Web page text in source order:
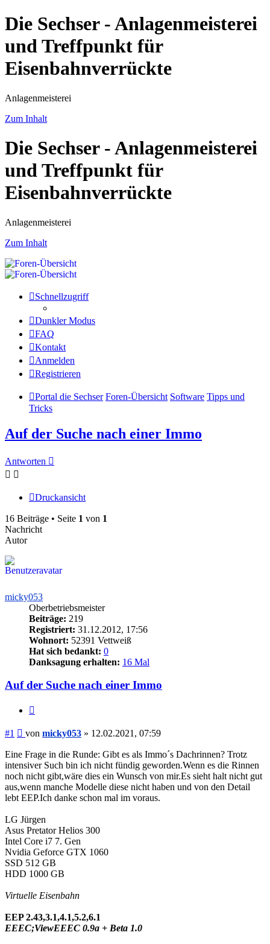
Die Sechser - Anlagenmeisterei
und Treffpunkt für
Eisenbahnverrückte
Anlagenmeisterei
Zum Inhalt
Die Sechser - Anlagenmeisterei
und Treffpunkt für
Eisenbahnverrückte
Anlagenmeisterei
Zum Inhalt
Schnellzugriff
Dunkler Modus
FAQ
Kontakt
Anmelden
Registrieren
Portal die Sechser Foren-Übersicht Software Tipps und
Tricks
Auf der Suche nach einer Immo
Antworten
Druckansicht
16 Beiträge • Seite 1 von 1
Nachricht
Autor
micky053
Oberbetriebsmeister
Beiträge: 219
Registriert: 31.12.2012, 17:56
Wohnort: 52391 Vettweiß
Hat sich bedankt: 0
Danksagung erhalten: 16 Mal
Auf der Suche nach einer Immo
#1 Beitrag
von micky053 » 12.02.2021, 07:59
Eine Frage in die Runde: Gibt es als Immo´s Dachrinnen? Trotz
intensiver Such bin ich nicht fündig geworden.Wenn es die Rinnen
noch nicht gibt,wäre dies ein Wunsch von mir.Es sieht halt nicht gut
aus,wenn manche Modelle diese nicht haben und von den Detail
lebt EEP.Ich danke schon mal im voraus.
LG Jürgen
Asus Pretator Helios 300
Intel Core i7 7. Gen
Nvidia Geforce GTX 1060
SSD 512 GB
HDD 1000 GB
Virtuelle Eisenbahn
EEP 2.43,3.1,4.1,5.2,6.1
EEEC;ViewEEEC 0.9a + Beta 1.0